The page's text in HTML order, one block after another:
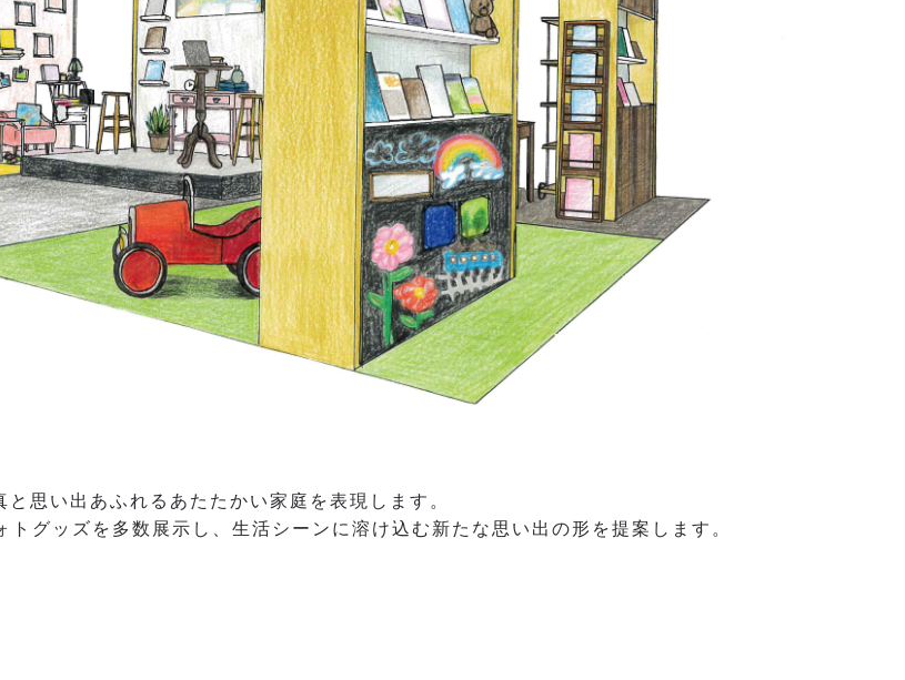
思い出あふれるあたたかい家庭を表現します。
グッズを多数展示し、生活シーンに溶け込む新たな思い出の形を提案します。